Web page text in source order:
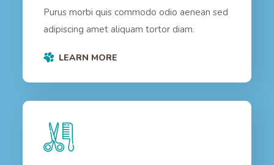
Purus morbi quis commodo odio aenean sed
adipiscing amet aliquam tortor diam.
LEARN MORE